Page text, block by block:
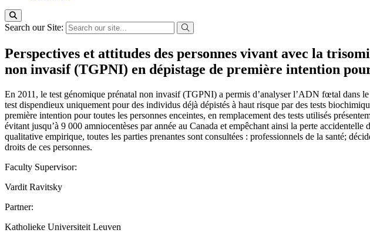
Search our Site:
Perspectives et attitudes des personnes vivant avec la
non invasif (TGPNI) en dépistage de première intention
En 2011, le test génomique prénatal non invasif (TGPNI) a permis d’analyser l’ADN fœtal dans
test dispendieux uniquement pour des individus déjà dépistés à haut risque par des tests
première intention pour toutes les personnes enceintes, en remplacement des tests utilisés
évitant jusqu’à 9 000 amniocentèses par année au Canada et empêchant ainsi la perte
qualitative empirique, toutes les parties prenantes sont consultées : professionnels de la santé;
droits de ces personnes.
Faculty Supervisor:
Vardit Ravitsky
Partner:
Katholieke Universiteit Leuven